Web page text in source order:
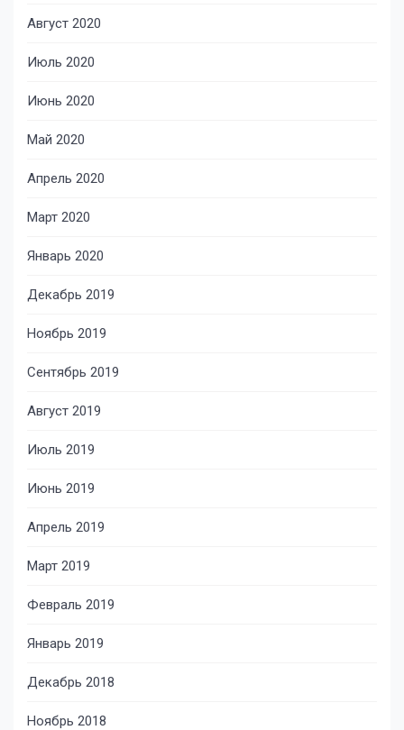
Август 2020
Июль 2020
Июнь 2020
Май 2020
Апрель 2020
Март 2020
Январь 2020
Декабрь 2019
Ноябрь 2019
Сентябрь 2019
Август 2019
Июль 2019
Июнь 2019
Апрель 2019
Март 2019
Февраль 2019
Январь 2019
Декабрь 2018
Ноябрь 2018